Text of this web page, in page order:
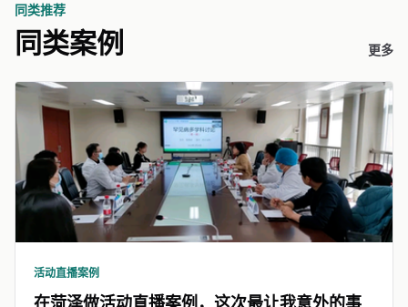
同类推荐
同类案例 更多
活动直播案例
在菏泽做活动直播案例，这次最让我意外的事